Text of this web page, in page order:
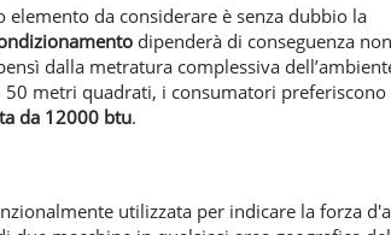
da considerare è senza dubbio la
dipenderà di conseguenza non
dalla metratura complessiva
metri quadrati, i consumatori preferiscono
da 12000 btu.
utilizzata per indicare la forza